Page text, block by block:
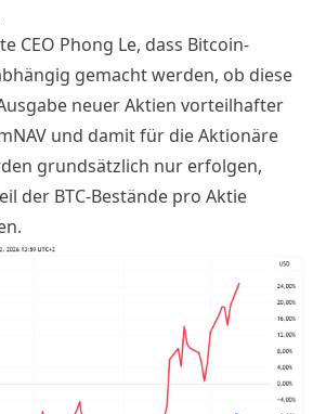
CEO Phong Le, dass Bitcoin-
gemacht werden, ob diese
neuer Aktien vorteilhafter
und damit für die Aktionäre
grundsätzlich nur erfolgen,
der BTC-Bestände pro Aktie